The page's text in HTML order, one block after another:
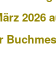
2026